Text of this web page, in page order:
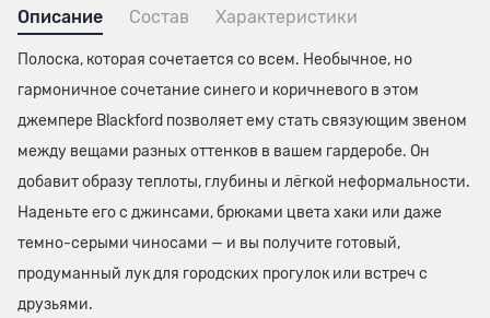
Описание Состав Характеристики
Полоска, которая сочетается со всем. Необычное, но
гармоничное сочетание синего и коричневого в этом
джемпере Blackford позволяет ему стать связующим звеном
между вещами разных оттенков в вашем гардеробе. Он
добавит образу теплоты, глубины и лёгкой неформальности.
Наденьте его с джинсами, брюками цвета хаки или даже
темно-серыми чиносами — и вы получите готовый,
продуманный лук для городских прогулок или встреч с
друзьями.